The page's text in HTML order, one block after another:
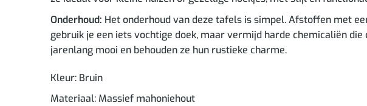
Onderhoud: Het onderhoud van deze tafels is simpel. Afstoffen met
gebruik je een iets vochtige doek, maar vermijd harde chemicaliën
jarenlang mooi en behouden ze hun rustieke charme.
Kleur: Bruin
Materiaal: Massief mahoniehout